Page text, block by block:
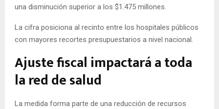
una disminución superior a los $1.475 millones.
La cifra posiciona al recinto entre los hospitales públicos
con mayores recortes presupuestarios a nivel nacional.
Ajuste fiscal impactará a toda
la red de salud
La medida forma parte de una reducción de recursos